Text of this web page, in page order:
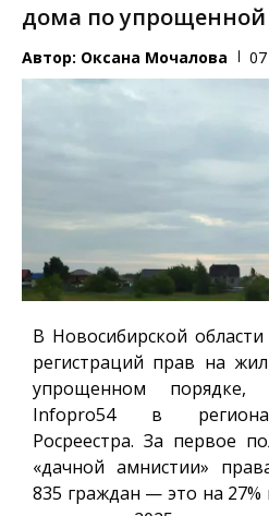
дома по упрощенной
Автор: Оксана Мочалова
В Новосибирской области
регистраций прав на
упрощенном порядке,
Infopro54в
Росреестра. За первое
«дачной амнистии»
835 граждан — это на